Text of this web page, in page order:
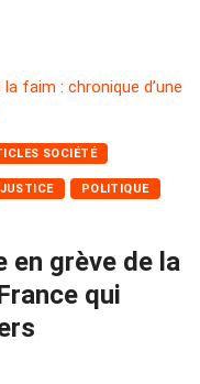
SOCIÉTÉ
JUSTICE POLITIQUE
en grève de la
qui